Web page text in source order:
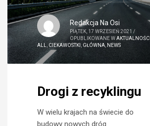
Redakcja Na Osi
PIĄTEK, 17 WRZESIEŃ 2021 /
OPUBLIKOWANE WAKTUALNOŚCI
ALL, CIEKAWOSTKI , GŁÓWNA, NEWS
Drogi z recyklingu
W wielu krajach na świecie do
budowy nowych dróg